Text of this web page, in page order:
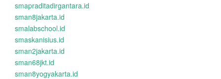
smapraditadirgantara.id
sman8jakarta.id
smalabschool.id
smaskanisius.id
sman2jakarta.id
sman68jkt.id
sman8yogyakarta.id